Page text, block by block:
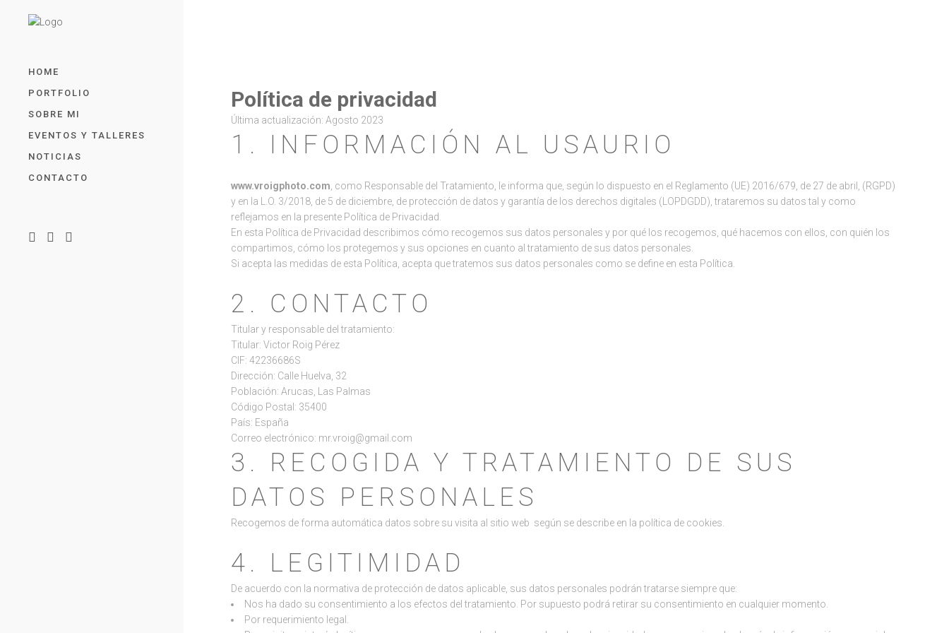
HOME
PORTFOLIO
SOBRE MI
EVENTOS Y TALLERES
NOTICIAS
CONTACTO
Política de privacidad
Última actualización: Agosto 2023
1. INFORMACIÓN AL USAURIO
www.vroigphoto.com , como Responsable del Tratamiento, le informa que, según lo dispuesto en el Reglamento (UE) 2016/679, de 27 de abril, (RGPD)
y en la L.O. 3/2018, de 5 de diciembre, de protección de datos y garantía de los derechos digitales (LOPDGDD), trataremos su datos tal y como
reflejamos en la presente Política de Privacidad.
En esta Política de Privacidad describimos cómo recogemos sus datos personales y por qué los recogemos, qué hacemos con ellos, con quién los
compartimos, cómo los protegemos y sus opciones en cuanto al tratamiento de sus datos personales.
Si acepta las medidas de esta Política, acepta que tratemos sus datos personales como se define en esta Política.
2. CONTACTO
Titular y responsable del tratamiento:
Titular: Victor Roig Pérez
CIF: 42236686S
Dirección: Calle Huelva, 32
Población: Arucas, Las Palmas
Código Postal: 35400
País: España
Correo electrónico: mr.vroig@gmail.com
3. RECOGIDA Y TRATAMIENTO DE SUS
DATOS PERSONALES
Recogemos de forma automática datos sobre su visita al sitio web según se describe en la política de cookies.
4. LEGITIMIDAD
De acuerdo con la normativa de protección de datos aplicable, sus datos personales podrán tratarse siempre que:
Nos ha dado su consentimiento a los efectos del tratamiento. Por supuesto podrá retirar su consentimiento en cualquier momento.
Por requerimiento legal.